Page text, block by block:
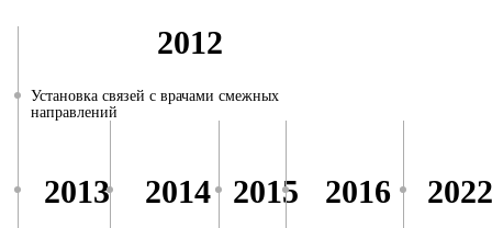
2012
Установка связей с врачами смежных
направлений
2013 2014 2015 2016 2022